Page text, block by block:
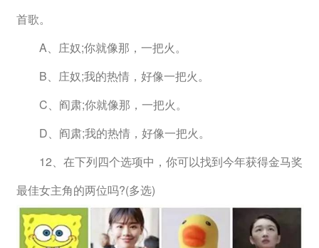
首歌。
A、庄奴;你就像那，一把火。
B、庄奴;我的热情，好像一把火。
C、阎肃;你就像那，一把火。
D、阎肃;我的热情，好像一把火。
12、在下列四个选项中，你可以找到今年获得金马奖
最佳女主角的两位吗?(多选)